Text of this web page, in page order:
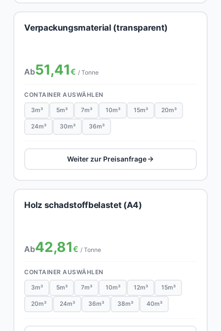
Verpackungsmaterial (transparent)
Ab51,41€ / Tonne
CONTAINER AUSWÄHLEN
3m³ 5m³ 7m³ 10m³ 15m³ 20m³
24m³ 30m³ 36m³
Weiter zur Preisanfrage
Holz schadstoffbelastet (A4)
Ab42,81€ / Tonne
CONTAINER AUSWÄHLEN
3m³ 5m³ 7m³ 10m³ 12m³ 15m³
20m³ 24m³ 36m³ 38m³ 40m³